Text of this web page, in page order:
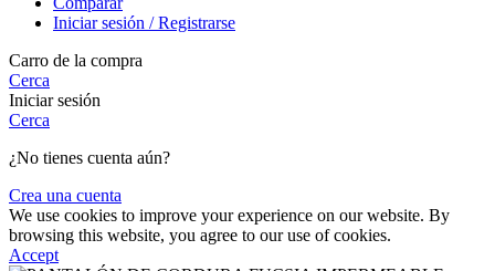
Iniciar sesión / Registrarse
Carro de la compra
Cerca
Iniciar sesión
Cerca
¿No tienes cuenta aún?
Crea una cuenta
We use cookies to improve your experience on our website. By
browsing this website, you agree to our use of cookies.
Accept